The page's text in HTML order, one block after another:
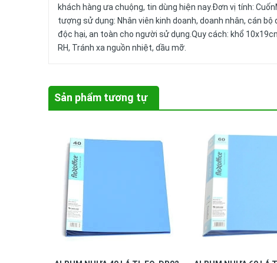
khách hàng ưa chuộng, tin dùng hiện nay.Đơn vị tính:
tượng sử dụng: Nhân viên kinh doanh, doanh nhân, cán
độc hại, an toàn cho người sử dụng.Quy cách: khổ
RH, Tránh xa nguồn nhiệt, dầu mỡ.
Sản phẩm tương tự